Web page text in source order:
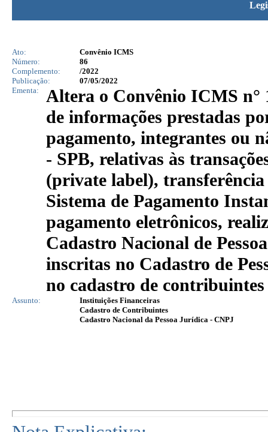
Ato:
Convênio ICMS
Número:
86
Complemento:
/2022
Publicação:
07/05/2022
Ementa:
Altera o Convênio ICMS n°
de informações prestadas
pagamento, integrantes ou
- SPB, relativas às
(private label), transferência
Sistema de Pagamento
pagamento eletrônicos,
Cadastro Nacional de
inscritas no Cadastro de
no cadastro de
Assunto:
Instituições Financeiras
Cadastro de Contribuintes
Cadastro Nacional da Pessoa Jurídica - CNPJ